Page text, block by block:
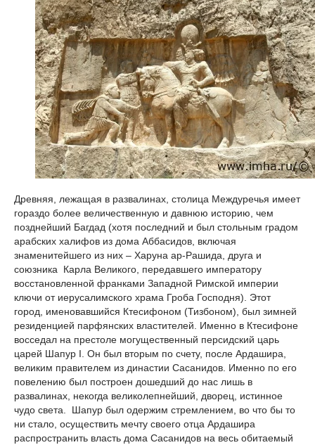
Древняя, лежащая в развалинах, столица Междуречья имеет
гораздо более величественную и давнюю историю, чем
позднейший Багдад (хотя последний и был стольным градом
арабских халифов из дома Аббасидов, включая
знаменитейшего из них – Харуна ар-Рашида, друга и
союзника Карла Великого, передавшего императору
восстановленной франками Западной Римской империи
ключи от иерусалимского храма Гроба Господня). Этот
город, именовавшийся Ктесифоном (Тизбоном), был зимней
резиденцией парфянских властителей. Именно в Ктесифоне
восседал на престоле могущественный персидский царь
царей Шапур I. Он был вторым по счету, после Ардашира,
великим правителем из династии Сасанидов. Именно по его
повелению был построен дошедший до нас лишь в
развалинах, некогда великолепнейший, дворец, иcтинное
чудо света. Шапур был одержим стремлением, во что бы то
ни стало, осуществить мечту своего отца Ардашира
распространить власть дома Сасанидов на весь обитаемый